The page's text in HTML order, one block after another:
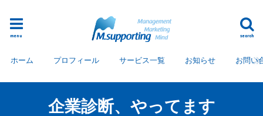
search
menu
ホーム プロフィール サービス一覧 お知らせ お問い
企業診断、やってます